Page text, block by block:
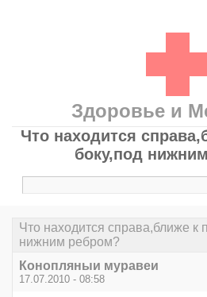
Здоровье и
Что находится
боку,под
Что находится справа,ближе к
нижним ребром?
Конопляныи муравеи
17.07.2010 - 08:58